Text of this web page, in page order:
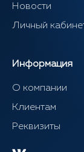
Новости
Личный
Информация
О компании
Клиентам
Реквизиты